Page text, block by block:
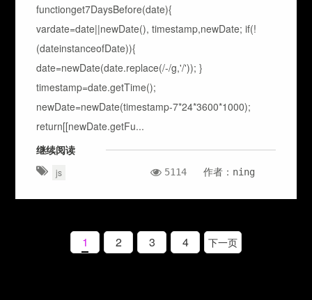
functionget7DaysBefore(date){
vardate=date||newDate(), timestamp,newDate; if(!
(dateinstanceofDate)){
date=newDate(date.replace(/-/g,'/')); }
timestamp=date.getTime();
newDate=newDate(timestamp-7*24*3600*1000);
return[[newDate.getFu...
继续阅读
js 5114 作者：ning
1 2 3 4